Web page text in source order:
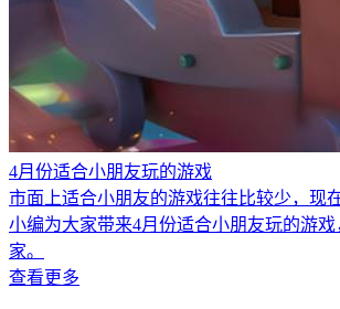
4月份适合小朋友玩的游戏
市面上适合小朋友的游戏往往比较少，现
小编为大家带来4月份适合小朋友玩的游
家。
查看更多